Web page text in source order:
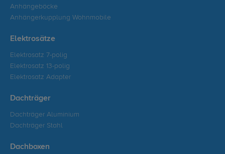
Anhängeböcke
Anhängerkupplung Wohnmobile
Elektrosätze
Elektrosatz 7-polig
Elektrosatz 13-polig
Elektrosatz Adapter
Dachträger
Dachträger Aluminium
Dachträger Stahl
Dachboxen